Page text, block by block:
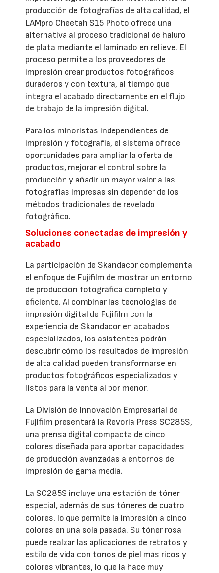
producción de fotografías de alta calidad, el
LAMpro Cheetah S15 Photo ofrece una
alternativa al proceso tradicional de haluro
de plata mediante el laminado en relieve. El
proceso permite a los proveedores de
impresión crear productos fotográficos
duraderos y con textura, al tiempo que
integra el acabado directamente en el flujo
de trabajo de la impresión digital.
Para los minoristas independientes de
impresión y fotografía, el sistema ofrece
oportunidades para ampliar la oferta de
productos, mejorar el control sobre la
producción y añadir un mayor valor a las
fotografías impresas sin depender de los
métodos tradicionales de revelado
fotográfico.
Soluciones conectadas de impresión y
acabado
La participación de Skandacor complementa
el enfoque de Fujifilm de mostrar un entorno
de producción fotográfica completo y
eficiente. Al combinar las tecnologías de
impresión digital de Fujifilm con la
experiencia de Skandacor en acabados
especializados, los asistentes podrán
descubrir cómo los resultados de impresión
de alta calidad pueden transformarse en
productos fotográficos especializados y
listos para la venta al por menor.
La División de Innovación Empresarial de
Fujifilm presentará la Revoria Press SC285S,
una prensa digital compacta de cinco
colores diseñada para aportar capacidades
de producción avanzadas a entornos de
impresión de gama media.
La SC285S incluye una estación de tóner
especial, además de sus tóneres de cuatro
colores, lo que permite la impresión a cinco
colores en una sola pasada. Su tóner rosa
puede realzar las aplicaciones de retratos y
estilo de vida con tonos de piel más ricos y
colores vibrantes, lo que la hace muy